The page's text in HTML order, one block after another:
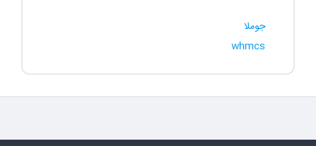
جوملا
whmcs